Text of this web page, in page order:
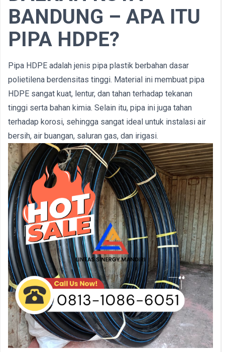
BANDUNG – APA ITU
PIPA HDPE?
Pipa HDPE adalah jenis pipa plastik berbahan dasar
polietilena berdensitas tinggi. Material ini membuat pipa
HDPE sangat kuat, lentur, dan tahan terhadap tekanan
tinggi serta bahan kimia. Selain itu, pipa ini juga tahan
terhadap korosi, sehingga sangat ideal untuk instalasi air
bersih, air buangan, saluran gas, dan irigasi.